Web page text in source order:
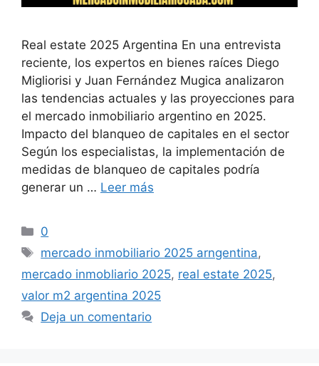
Real estate 2025 Argentina En una entrevista
reciente, los expertos en bienes raíces Diego
Migliorisi y Juan Fernández Mugica analizaron
las tendencias actuales y las proyecciones para
el mercado inmobiliario argentino en 2025.
Impacto del blanqueo de capitales en el sector
Según los especialistas, la implementación de
medidas de blanqueo de capitales podría
generar un … Leer más
Categorías
0
Etiquetas
mercado inmobiliario 2025 arngentina,
mercado inmobliario 2025, real estate 2025,
valor m2 argentina 2025
Deja un comentario